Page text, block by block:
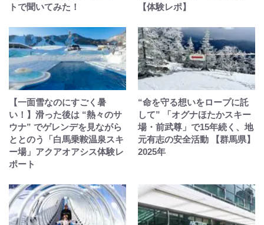
トで聞いてみた！
【体験レポ】
【一面雪なのにすごく暑
い！】滑った後は “熱々のサ
ウナ” でゲレンデを見ながら
ととのう「白馬乗鞍温泉スキ
ー場」アクアオアシス体験レ
ポート
“命を守る想いをロープに託
して” 「オグナほたかスキー
場・前武尊」で15年続く、地
元有志の安全活動 【群馬県】
2025年